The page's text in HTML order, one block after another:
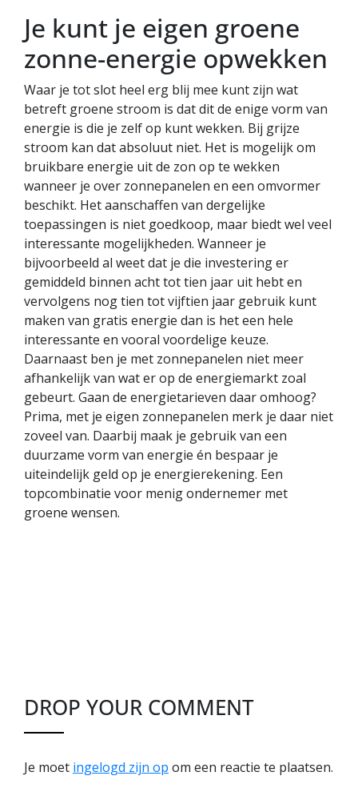
Je kunt je eigen groene
zonne-energie opwekken
Waar je tot slot heel erg blij mee kunt zijn wat
betreft groene stroom is dat dit de enige vorm van
energie is die je zelf op kunt wekken. Bij grijze
stroom kan dat absoluut niet. Het is mogelijk om
bruikbare energie uit de zon op te wekken
wanneer je over zonnepanelen en een omvormer
beschikt. Het aanschaffen van dergelijke
toepassingen is niet goedkoop, maar biedt wel veel
interessante mogelijkheden. Wanneer je
bijvoorbeeld al weet dat je die investering er
gemiddeld binnen acht tot tien jaar uit hebt en
vervolgens nog tien tot vijftien jaar gebruik kunt
maken van gratis energie dan is het een hele
interessante en vooral voordelige keuze.
Daarnaast ben je met zonnepanelen niet meer
afhankelijk van wat er op de energiemarkt zoal
gebeurt. Gaan de energietarieven daar omhoog?
Prima, met je eigen zonnepanelen merk je daar niet
zoveel van. Daarbij maak je gebruik van een
duurzame vorm van energie én bespaar je
uiteindelijk geld op je energierekening. Een
topcombinatie voor menig ondernemer met
groene wensen.
DROP YOUR COMMENT
Je moet ingelogd zijn op om een reactie te plaatsen.